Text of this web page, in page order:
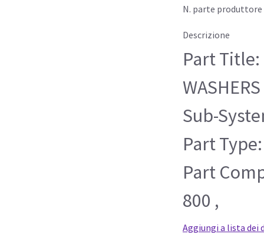
N. parte produttore
Descrizione
Part Title:
Sub-
Part
Part
800 ,
Aggiungi a lista dei